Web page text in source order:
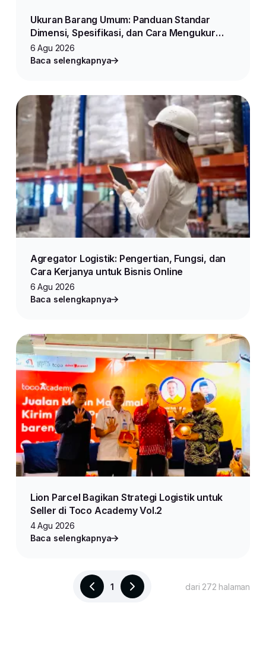
Ukuran Barang Umum: Panduan Standar
Dimensi, Spesifikasi, dan Cara Mengukur
Produk untuk Jualan Online
6 Agu 2026
Baca selengkapnya
Agregator Logistik: Pengertian, Fungsi, dan
Cara Kerjanya untuk Bisnis Online
6 Agu 2026
Baca selengkapnya
Lion Parcel Bagikan Strategi Logistik untuk
Seller di Toco Academy Vol.2
4 Agu 2026
Baca selengkapnya
1 dari 272 halaman